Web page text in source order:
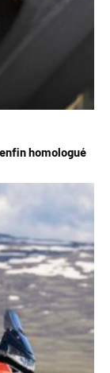
homologué